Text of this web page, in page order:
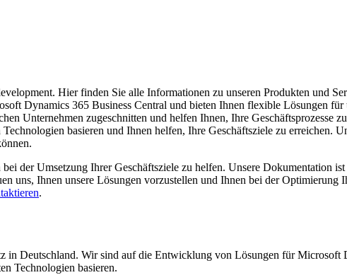
Hier finden Sie alle Informationen zu unseren Produkten und
Dynamics 365 Business Central und bieten Ihnen flexible Lösungen für
Unternehmen zugeschnitten und helfen Ihnen, Ihre Geschäftsprozesse
basieren und Ihnen helfen, Ihre Geschäftsziele zu erreichen.
der Umsetzung Ihrer Geschäftsziele zu helfen. Unsere Dokumentation
uns, Ihnen unsere Lösungen vorzustellen und Ihnen bei der Optimierung
.
in Deutschland. Wir sind auf die Entwicklung von Lösungen für Microsoft
Technologien basieren.